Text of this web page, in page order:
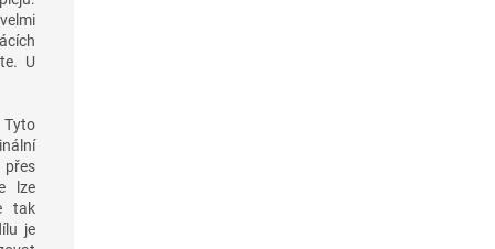
U
Tyto
lze
tak
je